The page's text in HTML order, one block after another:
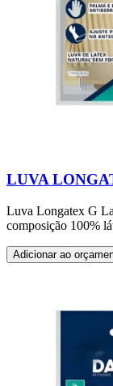
LUVA
Luva Longatex G
composição 100%
Adicionar ao